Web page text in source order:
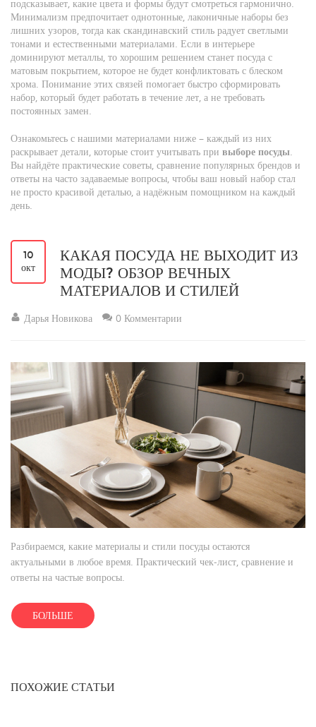
подсказывает, какие цвета и формы будут смотреться гармонично.
Минимализм предпочитает однотонные, лаконичные наборы без
лишних узоров, тогда как скандинавский стиль радует светлыми
тонами и естественными материалами. Если в интерьере
доминируют металлы, то хорошим решением станет посуда с
матовым покрытием, которое не будет конфликтовать с блеском
хрома. Понимание этих связей помогает быстро сформировать
набор, который будет работать в течение лет, а не требовать
постоянных замен.
Ознакомьтесь с нашими материалами ниже – каждый из них
раскрывает детали, которые стоит учитывать при выборе посуды.
Вы найдёте практические советы, сравнение популярных брендов и
ответы на часто задаваемые вопросы, чтобы ваш новый набор стал
не просто красивой деталью, а надёжным помощником на каждый
день.
10
окт
КАКАЯ ПОСУДА НЕ ВЫХОДИТ ИЗ
МОДЫ? ОБЗОР ВЕЧНЫХ
МАТЕРИАЛОВ И СТИЛЕЙ
Дарья Новикова 0 Комментарии
Разбираемся, какие материалы и стили посуды остаются
актуальными в любое время. Практический чек‑лист, сравнение и
ответы на частые вопросы.
БОЛЬШЕ
ПОХОЖИЕ СТАТЬИ